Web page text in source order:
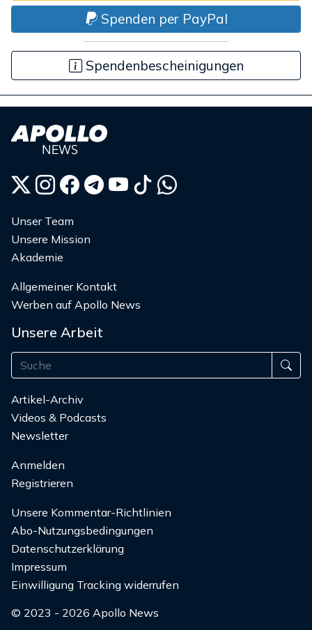
Spenden per PayPal
Spendenbescheinigungen
Unser Team
Unsere Mission
Akademie
Allgemeiner Kontakt
Werben auf Apollo News
Unsere Arbeit
Artikel-Archiv
Videos & Podcasts
Newsletter
Anmelden
Registrieren
Unsere Kommentar-Richtlinien
Abo-Nutzungsbedingungen
Datenschutzerklärung
Impressum
Einwilligung Tracking widerrufen
© 2023 - 2026 Apollo News